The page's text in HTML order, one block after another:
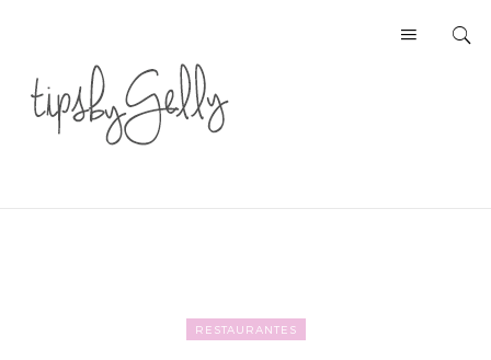
RESTAURANTES